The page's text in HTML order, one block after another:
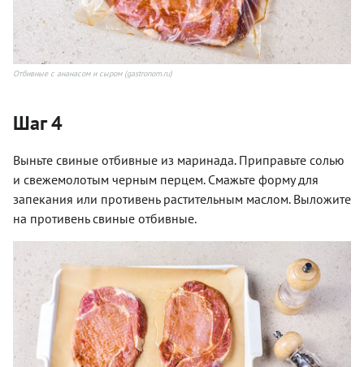
Отбивные с ананасом и сыром (gastronom.ru)
Шаг 4
Выньте свиные отбивные из маринада. Приправьте солью
и свежемолотым черным перцем. Смажьте форму для
запекания или противень растительным маслом. Выложите
на противень свиные отбивные.